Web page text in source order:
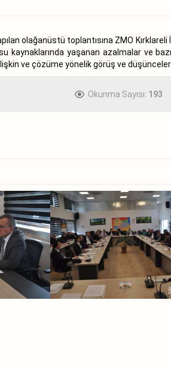
olağanüstü toplantısına ZMO Kırklareli
kaynaklarında yaşanan azalmalar ve
ve çözüme yönelik görüş ve
Okunma Sayısı: 193